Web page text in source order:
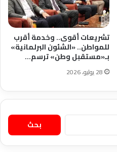
تشريعات أقوى.. وخدمة أقرب
للمواطن.. «الشئون البرلمانية»
بـ«مستقبل وطن» ترسم…
28 يوليو، 2026
البحث
عن: